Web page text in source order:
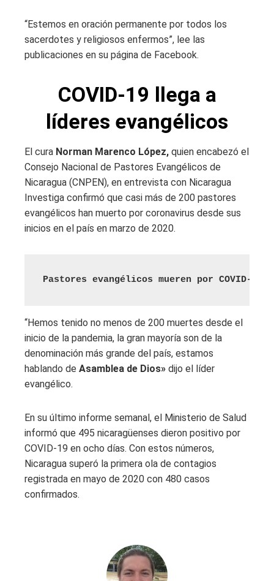
“Estemos en oración permanente por todos los
sacerdotes y religiosos enfermos”, lee las
publicaciones en su página de Facebook.
COVID-19 llega a
líderes evangélicos
El cura Norman Marenco López, quien encabezó el
Consejo Nacional de Pastores Evangélicos de
Nicaragua (CNPEN), en entrevista con Nicaragua
Investiga confirmó que casi más de 200 pastores
evangélicos han muerto por coronavirus desde sus
inicios en el país en marzo de 2020.
Pastores evangélicos mueren por COVID-19
“Hemos tenido no menos de 200 muertes desde el
inicio de la pandemia, la gran mayoría son de la
denominación más grande del país, estamos
hablando de Asamblea de Dios» dijo el líder
evangélico.
En su último informe semanal, el Ministerio de Salud
informó que 495 nicaragüenses dieron positivo por
COVID-19 en ocho días. Con estos números,
Nicaragua superó la primera ola de contagios
registrada en mayo de 2020 con 480 casos
confirmados.